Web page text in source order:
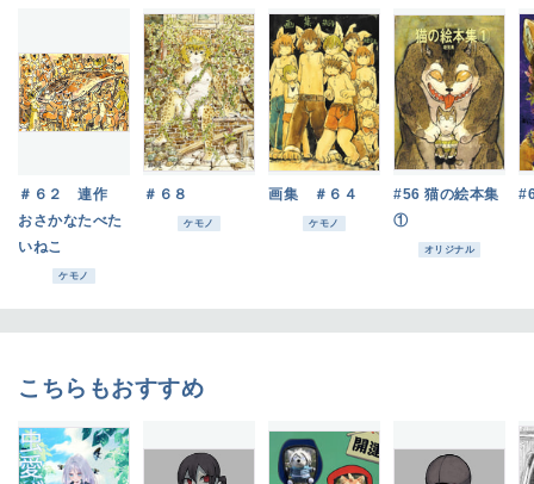
＃６２ 連作
おさかなたべた
いねこ
ケモノ
＃６８
ケモノ
画集 ＃６４
ケモノ
#56 猫の絵本集
①
オリジナル
こちらもおすすめ